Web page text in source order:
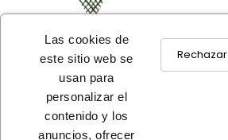
TELA MOSQUITERA BLANCA
(METRO)
A consultar
Las cookies de
este sitio web se
usan para
personalizar el
contenido y los
anuncios, ofrecer
Rechazar